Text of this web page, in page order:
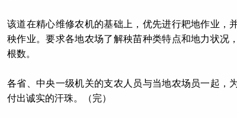
该道在精心维修农机的基础上，优先进行耙地作业，
秧作业。要求各地农场了解秧苗种类特点和地力状况
根数。
各省、中央一级机关的支农人员与当地农场员一起，
付出诚实的汗珠。（完）